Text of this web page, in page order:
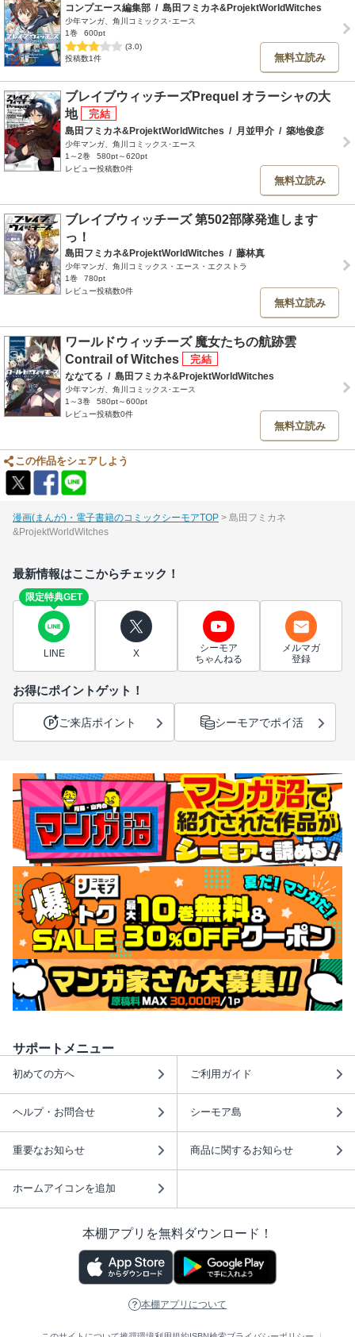
コンプエース編集部 / 島田フミカネ&ProjektWorldWitches
少年マンガ、角川コミックス･エース
1巻
600pt
(3.0)
投稿数1件
無料立読み
ブレイブウィッチーズPrequel オラーシャの大
地
島田フミカネ&ProjektWorldWitches / 月並甲介 / 築地俊彦
少年マンガ、角川コミックス･エース
1～2巻
580pt～620pt
レビュー投稿数0件
無料立読み
ブレイブウィッチーズ 第502部隊発進します
っ！
島田フミカネ&ProjektWorldWitches / 藤林真
少年マンガ、角川コミックス・エース・エクストラ
1巻
780pt
レビュー投稿数0件
無料立読み
ワールドウィッチーズ 魔女たちの航跡雲
Contrail of Witches
ななてる / 島田フミカネ&ProjektWorldWitches
少年マンガ、角川コミックス･エース
1～3巻
580pt～600pt
レビュー投稿数0件
無料立読み
この作品をシェアしよう
漫画(まんが)・電子書籍のコミックシーモアTOP
島田フミカネ
&ProjektWorldWitches
最新情報はここからチェック！
限定特典GET
LINE X
シーモア
ちゃんねる
メルマガ
登録
お得にポイントゲット！
ご来店ポイント シーモアでポイ活
サポートメニュー
初めての方へ ご利用ガイド
ヘルプ・お問合せ シーモア島
重要なお知らせ 商品に関するお知らせ
ホームアイコンを追加
本棚アプリを無料ダウンロード！
本棚アプリについて